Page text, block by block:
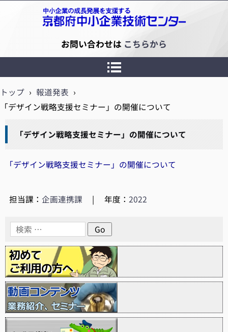
京都府中小企業技術センター
お問い合わせは こちらから
トップ › 報道発表 ›
「デザイン戦略支援セミナー」の開催について
「デザイン戦略支援セミナー」の開催について
「デザイン戦略支援セミナー」の開催について
担当課： 企画連携課 | 年度：2022